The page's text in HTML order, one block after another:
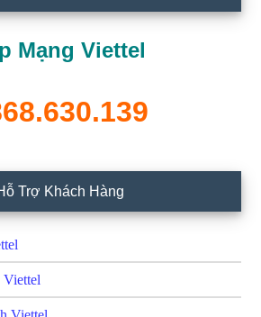
Mạng Viettel
Trợ Khách Hàng